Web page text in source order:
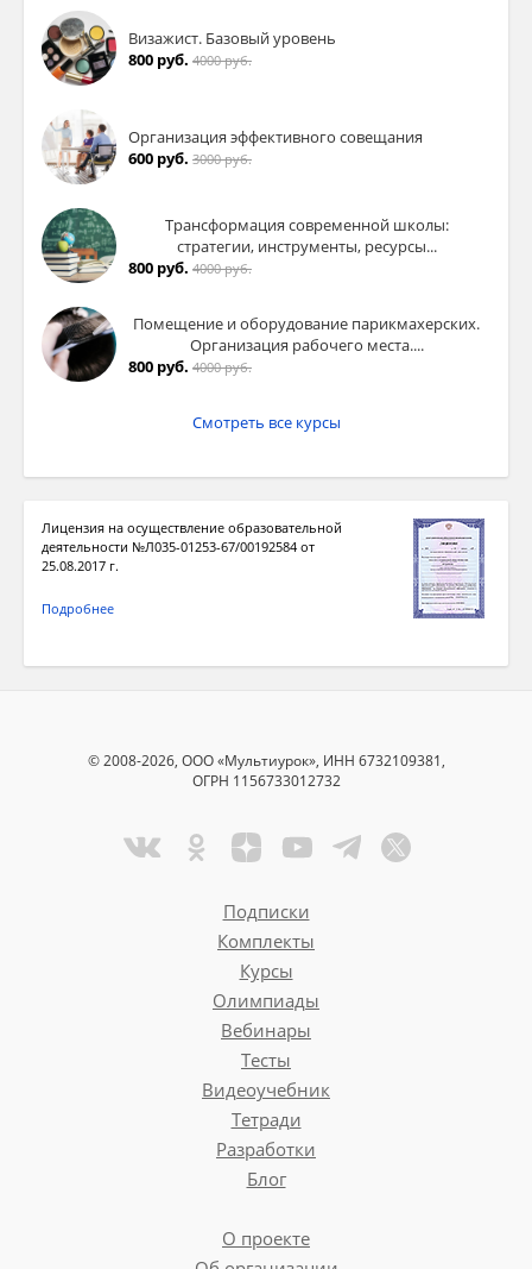
Визажист. Базовый уровень
800 руб. 4000 руб.
Организация эффективного совещания
600 руб. 3000 руб.
Трансформация современной школы:
стратегии, инструменты, ресурсы...
800 руб. 4000 руб.
Помещение и оборудование парикмахерских.
Организация рабочего места....
800 руб. 4000 руб.
Смотреть все курсы
Лицензия на осуществление образовательной
деятельности №Л035-01253-67/00192584 от
25.08.2017 г.
Подробнее
© 2008-2026, ООО «Мультиурок», ИНН 6732109381,
ОГРН 1156733012732
Подписки
Комплекты
Курсы
Олимпиады
Вебинары
Тесты
Видеоучебник
Тетради
Разработки
Блог
О проекте